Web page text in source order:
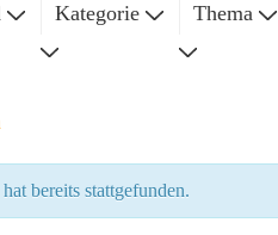
Kategorie Thema
bereits stattgefunden.